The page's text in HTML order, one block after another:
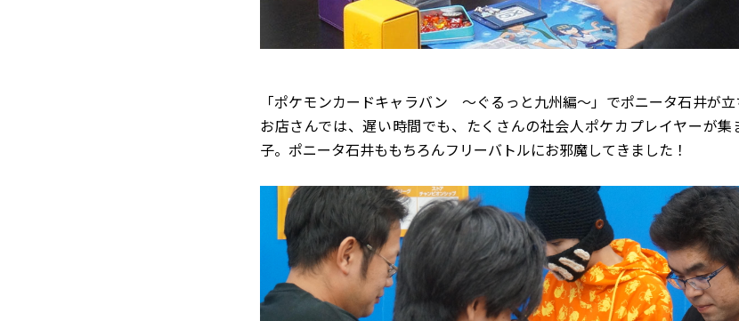
「ポケモンカードキャラバン ～ぐるっと九州編～」でポニータ石井が
お店さんでは、遅い時間でも、たくさんの社会人ポケカプレイヤーが
子。ポニータ石井ももちろんフリーバトルにお邪魔してきました！